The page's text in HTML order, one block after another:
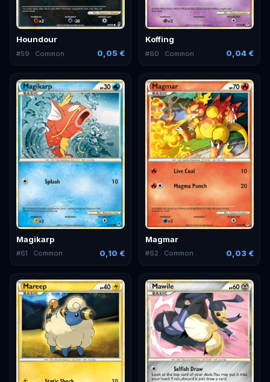
Houndour
#59 · Common 0,05 €
Koffing
#60 · Common 0,04 €
Magikarp
#61 · Common 0,10 €
Magmar
#62 · Common 0,03 €